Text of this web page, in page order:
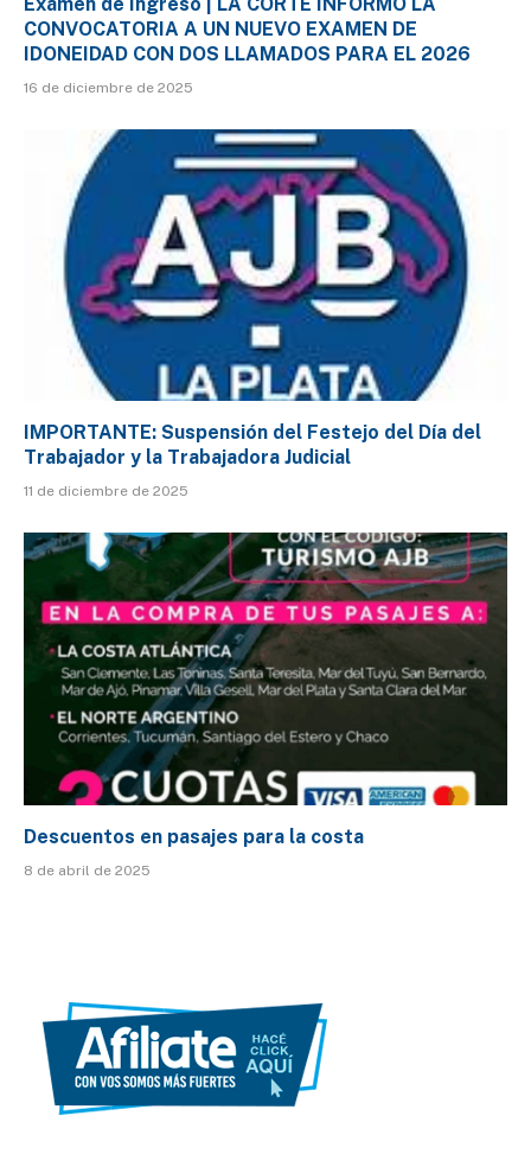
CONVOCATORIA A UN NUEVO EXAMEN DE
IDONEIDAD CON DOS LLAMADOS PARA EL 2026
16 de diciembre de 2025
IMPORTANTE: Suspensión del Festejo del Día del
Trabajador y la Trabajadora Judicial
11 de diciembre de 2025
Descuentos en pasajes para la costa
8 de abril de 2025